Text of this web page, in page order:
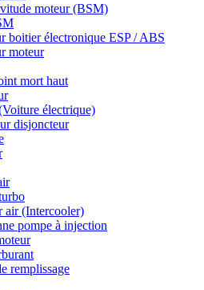
moteur (BSM)
boitier électronique ESP / ABS
moteur
mort haut
électrique)
disjoncteur
air (Intercooler)
pompe à injection
remplissage